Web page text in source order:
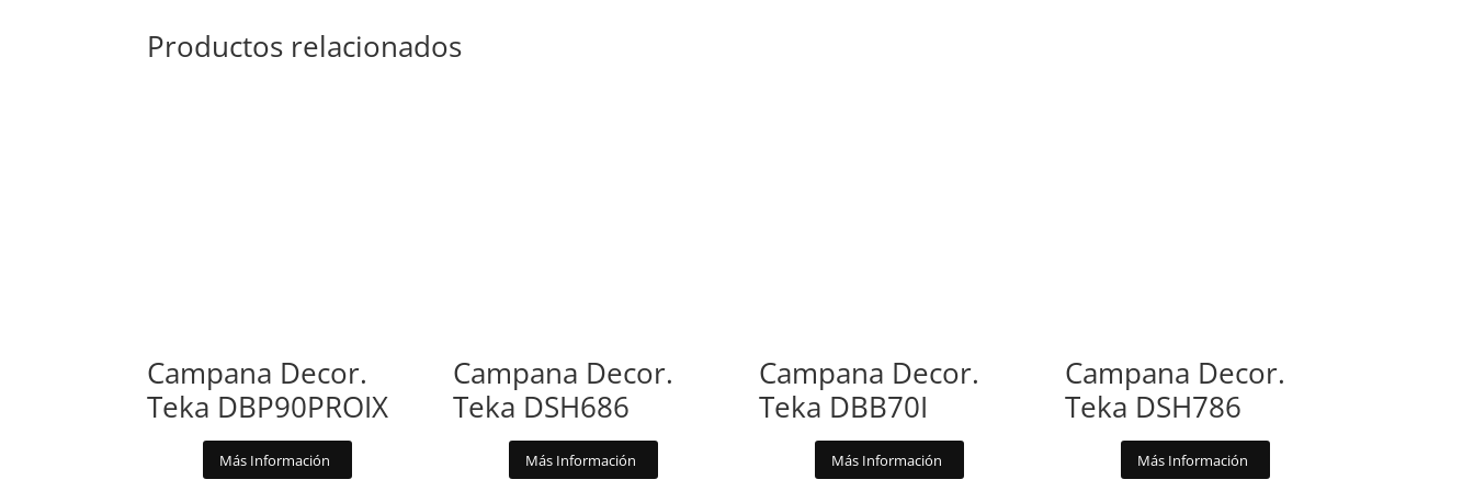
Productos relacionados
Campana Decor.
Teka DBP90PROIX
Más Información
Campana Decor.
Teka DSH686
Más Información
Campana Decor.
Teka DBB70I
Más Información
Campana Decor.
Teka DSH786
Más Información